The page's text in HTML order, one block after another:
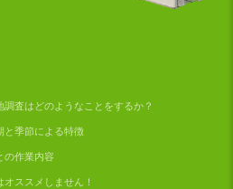
査はどのようなことをするか？
と季節による特徴
の作業内容
ススメしません！